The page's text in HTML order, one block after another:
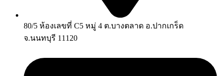
80/5 ห้องเลขที่ C5 หมู่ 4 ต.บางตลาด อ.ปากเกร็ด
จ.นนทบุรี 11120